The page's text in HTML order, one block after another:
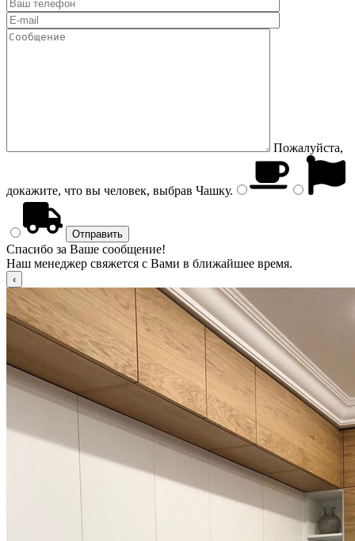
Пожалуйста,
докажите, что вы человек, выбрав Чашку.
Спасибо за Ваше сообщение!
Наш менеджер свяжется с Вами в ближайшее время.